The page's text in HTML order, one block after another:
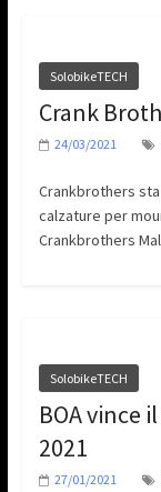
SolobikeTECH
Crank
24/03/2021
Crankbrothers
calzature per
Crankbrothers
SolobikeTECH
BOA vince
2021
27/01/2021